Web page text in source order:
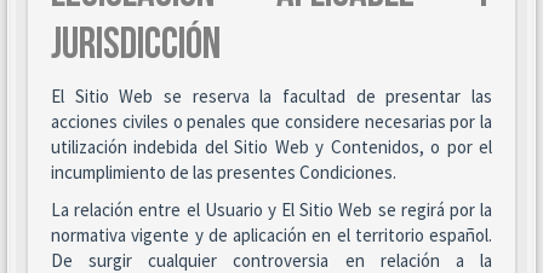
JURISDICCIÓN
El Sitio Web se reserva la facultad de presentar las
acciones civiles o penales que considere necesarias por la
utilización indebida del Sitio Web y Contenidos, o por el
incumplimiento de las presentes Condiciones.
La relación entre el Usuario y El Sitio Web se regirá por la
normativa vigente y de aplicación en el territorio español.
De surgir cualquier controversia en relación a la